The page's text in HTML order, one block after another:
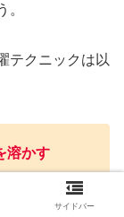
。
テクニックは以
溶かす
り洗濯する
殖を防ぐサイドバー